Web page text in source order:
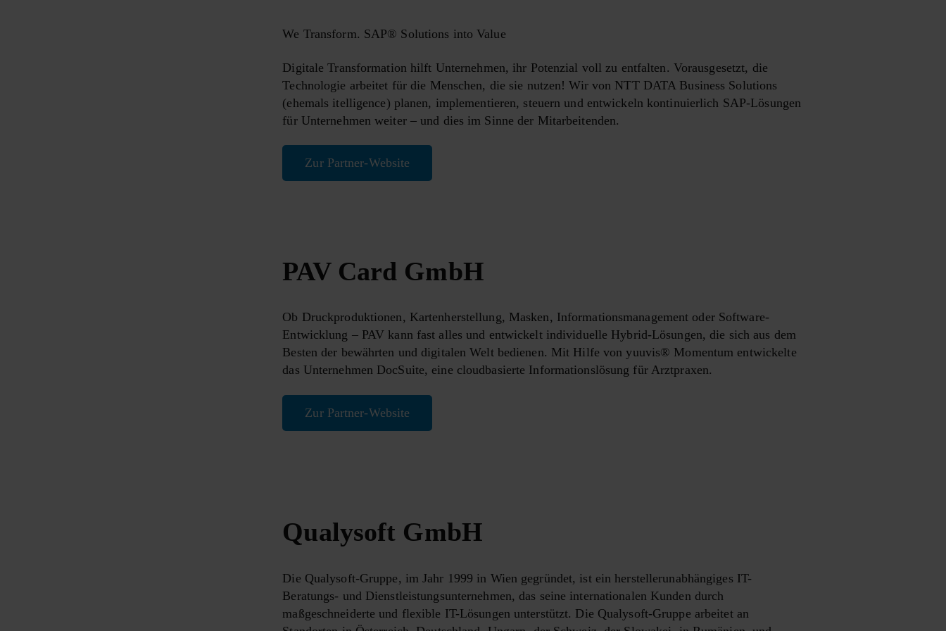
We Transform. SAP® Solutions into Value
Digitale Transformation hilft Unternehmen, ihr Potenzial voll zu entfalten. Vorausgesetzt, die
Technologie arbeitet für die Menschen, die sie nutzen! Wir von NTT DATA Business Solutions
(ehemals itelligence) planen, implementieren, steuern und entwickeln kontinuierlich SAP-Lösungen
für Unternehmen weiter – und dies im Sinne der Mitarbeitenden.
Zur Partner-Website
PAV Card GmbH
Ob Druckproduktionen, Kartenherstellung, Masken, Informationsmanagement oder Software-
Entwicklung – PAV kann fast alles und entwickelt individuelle Hybrid-Lösungen, die sich aus dem
Besten der bewährten und digitalen Welt bedienen. Mit Hilfe von yuuvis® Momentum entwickelte
das Unternehmen DocSuite, eine cloudbasierte Informationslösung für Arztpraxen.
Zur Partner-Website
Qualysoft GmbH
Die Qualysoft-Gruppe, im Jahr 1999 in Wien gegründet, ist ein herstellerunabhängiges IT-
Beratungs- und Dienstleistungsunternehmen, das seine internationalen Kunden durch
maßgeschneiderte und flexible IT-Lösungen unterstützt. Die Qualysoft-Gruppe arbeitet an